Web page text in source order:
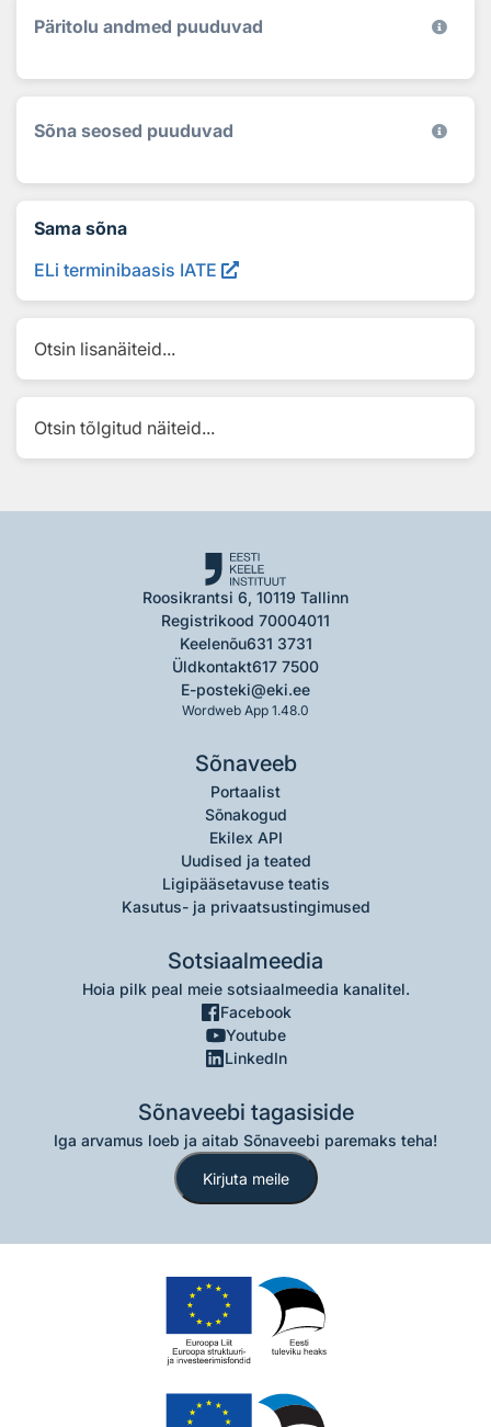
Päritolu andmed puuduvad
Sõna seosed puuduvad
Sama sõna
ELi terminibaasis IATE
Otsin lisanäiteid...
Otsin tõlgitud näiteid...
Roosikrantsi 6, 10119 Tallinn
Registrikood 70004011
Keelenõu631 3731
Üldkontakt617 7500
E-posteki@eki.ee
Wordweb App 1.48.0
Sõnaveeb
Portaalist
Sõnakogud
Ekilex API
Uudised ja teated
Ligipääsetavuse teatis
Kasutus- ja privaatsustingimused
Sotsiaalmeedia
Hoia pilk peal meie sotsiaalmeedia kanalitel.
Facebook
Youtube
LinkedIn
Sõnaveebi tagasiside
Iga arvamus loeb ja aitab Sõnaveebi paremaks teha!
Kirjuta meile